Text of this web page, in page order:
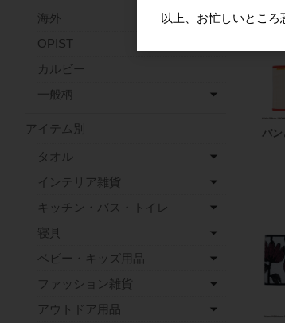
パン
海外
OPIST
カルビー
一般柄
アイテム別
タオル
インテリア雑貨
キッチン・バス・トイレ
寝具
ベビー・キッズ用品
ファッション雑貨
アウトドア用品
以上、お忙しいところ